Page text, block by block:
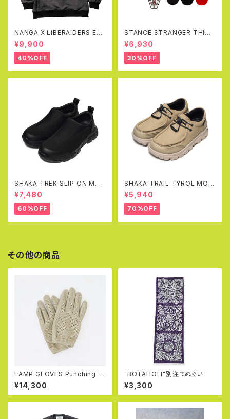
NANGA X LIBERAIDERS EC
O HYBRID SWEAT SHIRT(B
LACK)
¥9,900
40%OFF
STANCE STRANGER THING
S X STANCE CREW SOCKS
BOX SET
¥6,930
30%OFF
SHAKA TREK SLIP ON MOC
AT
¥7,480
60%OFF
SHAKA TRAIL TYROL MOC
EX(SAND)
¥5,940
70%OFF
その他の商品
LAMP GLOVES Punching Gr
ove (Greige)
¥14,300
"BOTAHOLI"別注てぬぐい
¥3,300